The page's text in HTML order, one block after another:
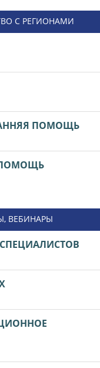
С РЕГИОНАМИ
ПОМОЩЬ
ПОМОЩЬ
ВЕБИНАРЫ